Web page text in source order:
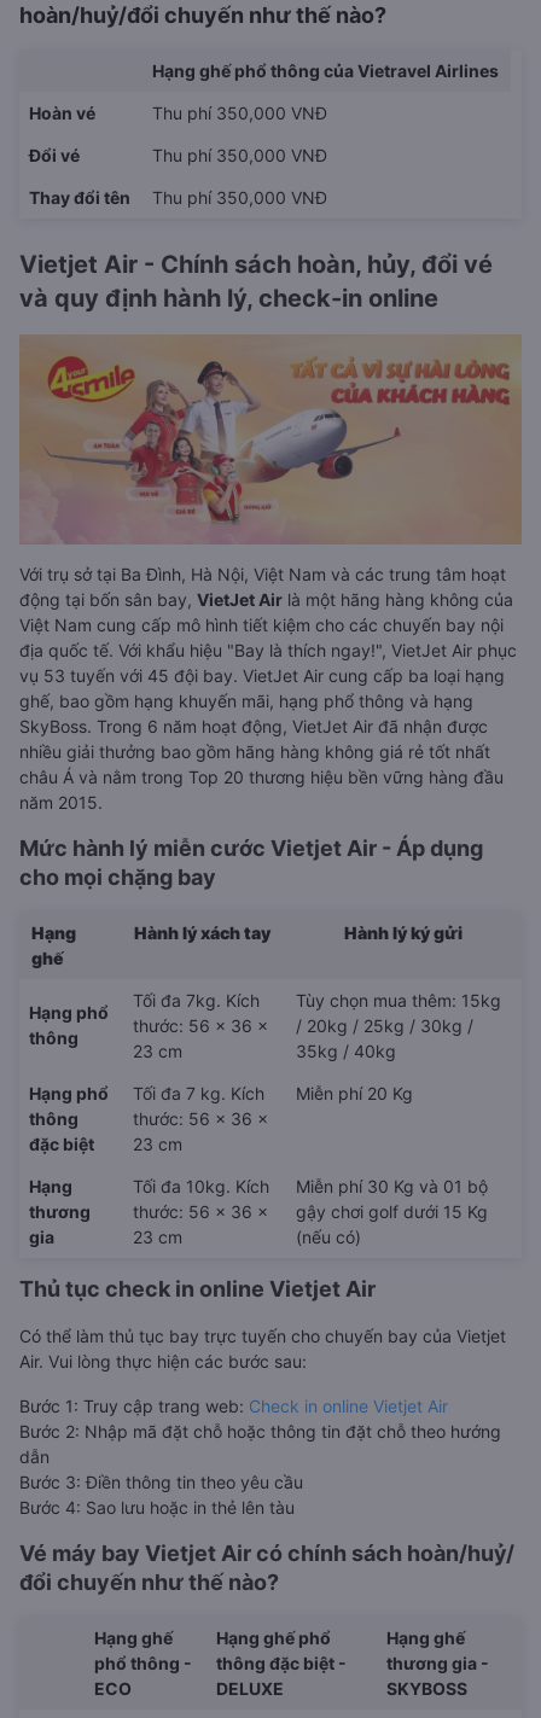
hoàn/huỷ/đổi chuyến như thế nào?
Hạng ghế phổ thông của Vietravel Airlines
Hoàn vé Thu phí 350,000 VNĐ
Đổi vé Thu phí 350,000 VNĐ
Thay đổi tên Thu phí 350,000 VNĐ
Vietjet Air - Chính sách hoàn, hủy, đổi vé
và quy định hành lý, check-in online
Với trụ sở tại Ba Đình, Hà Nội, Việt Nam và các trung tâm hoạt
động tại bốn sân bay, VietJet Air là một hãng hàng không của
Việt Nam cung cấp mô hình tiết kiệm cho các chuyến bay nội
địa quốc tế. Với khẩu hiệu "Bay là thích ngay!", VietJet Air phục
vụ 53 tuyến với 45 đội bay. VietJet Air cung cấp ba loại hạng
ghế, bao gồm hạng khuyến mãi, hạng phổ thông và hạng
SkyBoss. Trong 6 năm hoạt động, VietJet Air đã nhận được
nhiều giải thưởng bao gồm hãng hàng không giá rẻ tốt nhất
châu Á và nằm trong Top 20 thương hiệu bền vững hàng đầu
năm 2015.
Mức hành lý miễn cước Vietjet Air - Áp dụng
cho mọi chặng bay
Hạng
ghế
Hành lý xách tay Hành lý ký gửi
Hạng phổ
thông
Tối đa 7kg. Kích
thước: 56 x 36 x
23 cm
Tùy chọn mua thêm: 15kg
/ 20kg / 25kg / 30kg /
35kg / 40kg
Hạng phổ
thông
đặc biệt
Tối đa 7 kg. Kích
thước: 56 x 36 x
23 cm
Miễn phí 20 Kg
Hạng
thương
gia
Tối đa 10kg. Kích
thước: 56 x 36 x
23 cm
Miễn phí 30 Kg và 01 bộ
gậy chơi golf dưới 15 Kg
(nếu có)
Thủ tục check in online Vietjet Air
Có thể làm thủ tục bay trực tuyến cho chuyến bay của Vietjet
Air. Vui lòng thực hiện các bước sau:
Bước 1: Truy cập trang web: Check in online Vietjet Air
Bước 2: Nhập mã đặt chỗ hoặc thông tin đặt chỗ theo hướng
dẫn
Bước 3: Điền thông tin theo yêu cầu
Bước 4: Sao lưu hoặc in thẻ lên tàu
Vé máy bay Vietjet Air có chính sách hoàn/huỷ/
đổi chuyến như thế nào?
Hạng ghế
phổ thông -
ECO
Hạng ghế phổ
thông đặc biệt -
DELUXE
Hạng ghế
thương gia -
SKYBOSS